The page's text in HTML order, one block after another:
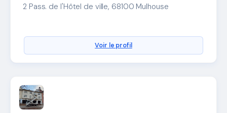
2 Pass. de l'Hôtel de ville, 68100 Mulhouse
Voir le profil